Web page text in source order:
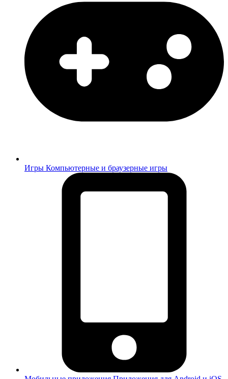
Игры Компьютерные и браузерные игры